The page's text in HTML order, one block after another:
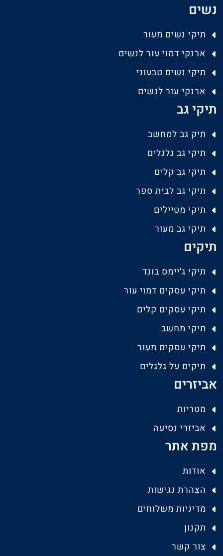
נשים
תיקי נשים מעור
ארנקי דמוי עור לנשים
תיקי נשים טבעוני
ארנקי עור לנשים
תיקי גב
תיק גב למחשב
תיקי גב גלגלים
תיקי גב קלים
תיקי גב לבית ספר
תיקי מטיילים
תיקי גב מעור
תיקים
תיקי ג'יימס בונד
תיקי עסקים דמוי עור
תיקי עסקים קלים
תיקי מחשב
תיקי עסקים מעור
תיקים על גלגלים
אביזרים
מטריות
אביזרי נסיעה
מפת אתר
אודות
הצהרת נגישות
מדיניות משלוחים
תקנון
צור קשר